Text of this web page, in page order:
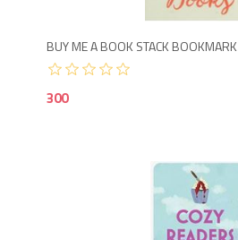
BUY ME A BOOK STACK BOOKMARK
300